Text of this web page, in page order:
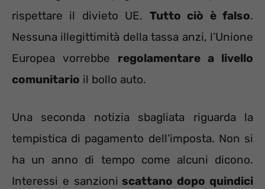
rispettare il divieto UE. Tutto ciò è falso.
Nessuna illegittimità della tassa anzi, l’Unione
Europea vorrebbe regolamentare a livello
comunitario il bollo auto.
Una seconda notizia sbagliata riguarda la
tempistica di pagamento dell’imposta. Non si
ha un anno di tempo come alcuni dicono.
Interessi e sanzioni scattano dopo quindici